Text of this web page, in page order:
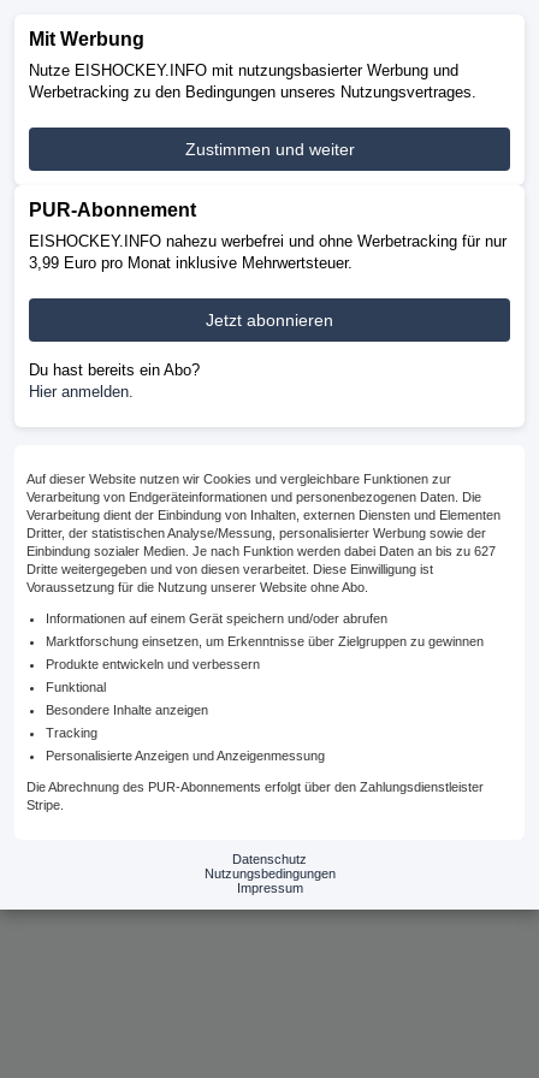
Mit Werbung
Nutze EISHOCKEY.INFO mit nutzungsbasierter Werbung und
Werbetracking zu den Bedingungen unseres Nutzungsvertrages.
Zustimmen und weiter
PUR-Abonnement
EISHOCKEY.INFO nahezu werbefrei und ohne Werbetracking für nur
3,99 Euro pro Monat inklusive Mehrwertsteuer.
Jetzt abonnieren
Du hast bereits ein Abo?
Hier anmelden.
Auf dieser Website nutzen wir Cookies und vergleichbare Funktionen zur
Verarbeitung von Endgeräteinformationen und personenbezogenen Daten. Die
Verarbeitung dient der Einbindung von Inhalten, externen Diensten und Elementen
Dritter, der statistischen Analyse/Messung, personalisierter Werbung sowie der
Einbindung sozialer Medien. Je nach Funktion werden dabei Daten an bis zu 627
Dritte weitergegeben und von diesen verarbeitet. Diese Einwilligung ist
Voraussetzung für die Nutzung unserer Website ohne Abo.
Informationen auf einem Gerät speichern und/oder abrufen
Marktforschung einsetzen, um Erkenntnisse über Zielgruppen zu gewinnen
Produkte entwickeln und verbessern
Funktional
Besondere Inhalte anzeigen
Tracking
Personalisierte Anzeigen und Anzeigenmessung
Die Abrechnung des PUR-Abonnements erfolgt über den Zahlungsdienstleister
Stripe.
Datenschutz
Nutzungsbedingungen
Impressum
Anmelden
Transfers Forum
Spieler
Martin Piecha
am 16.01.1981
in Havirov geboren.
Sein Gewicht beträgt
85 kg und die
Körpergröße ist 182
cm.
Kontakt
Datenschutzerklärung
Nutzungsbedingungen